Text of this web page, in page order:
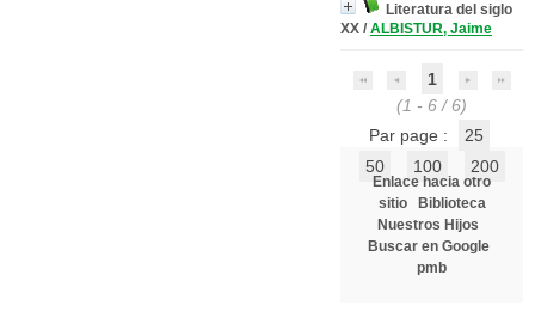
Literatura del siglo
XX / ALBISTUR, Jaime
1
(1 - 6 / 6)
Par page :
25
50
100 200
Enlace hacia otro
sitio
Biblioteca
Nuestros Hijos
Buscar en Google
pmb